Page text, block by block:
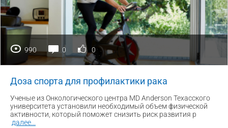
990 0 0
Доза спорта для профилактики рака
Ученые из Онкологического центра MD Anderson Техасского
университета установили необходимый объем физической
активности, который поможет снизить риск развития р
далее